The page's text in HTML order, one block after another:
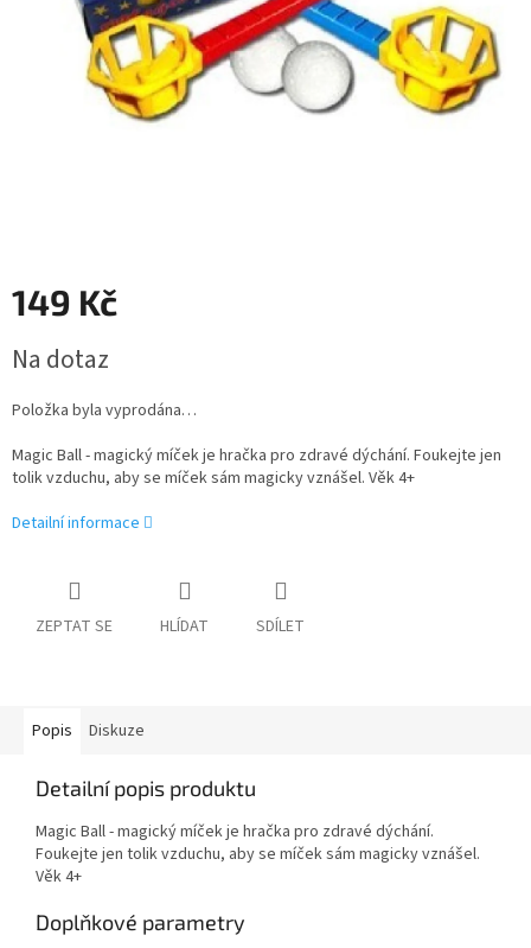
149 Kč
cena:
Na dotaz
Položka byla vyprodána…
Magic Ball - magický míček je hračka pro zdravé dýchání. Foukejte jen
tolik vzduchu, aby se míček sám magicky vznášel. Věk 4+
Detailní informace
ZEPTAT SE HLÍDAT SDÍLET
Popis Diskuze
Detailní popis produktu
Magic Ball - magický míček je hračka pro zdravé dýchání.
Foukejte jen tolik vzduchu, aby se míček sám magicky vznášel.
Věk 4+
Doplňkové parametry